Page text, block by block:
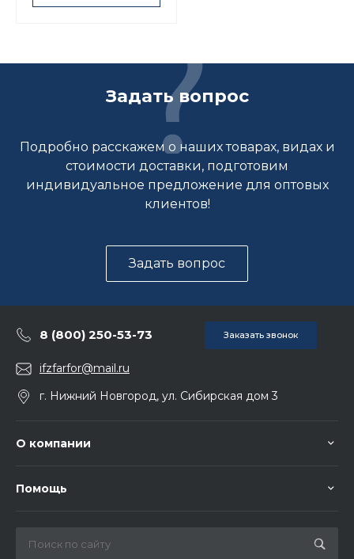
Задать вопрос
Подробно расскажем о наших товарах, видах и
стоимости доставки, подготовим
индивидуальное предложение для оптовых
клиентов!
Задать вопрос
8 (800) 250-53-73 Заказать звонок
ifzfarfor@mail.ru
г. Нижний Новгород, ул. Сибирская дом 3
О компании
Помощь